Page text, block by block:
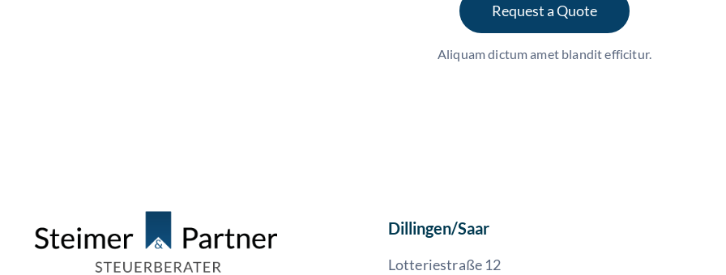
Request a Quote
Aliquam dictum amet blandit efficitur.
Dillingen/Saar
Lotteriestraße 12